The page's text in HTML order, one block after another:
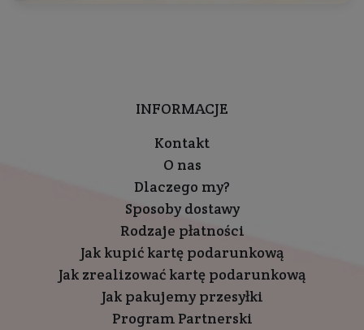
INFORMACJE
Kontakt
O nas
Dlaczego my?
Sposoby dostawy
Rodzaje płatności
Jak kupić kartę podarunkową
Jak zrealizować kartę podarunkową
Jak pakujemy przesyłki
Program Partnerski